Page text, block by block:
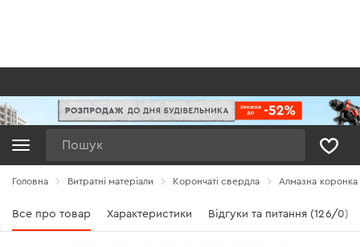
Головна Витратні матеріали Корончаті свердла Алмазна
Все про товар Характеристики Відгуки та питання (126/0)